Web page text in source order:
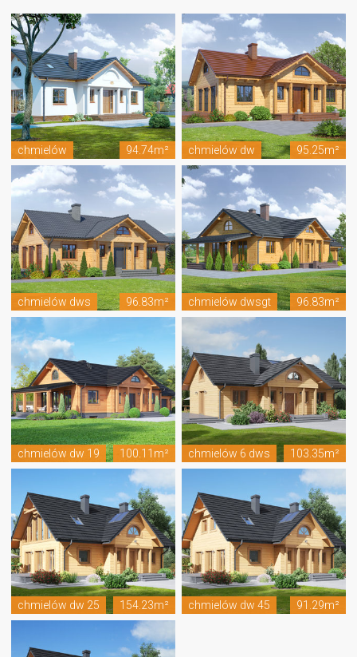
chmielów 94.74m² chmielów dw 95.25m²
chmielów dws 96.83m² chmielów dwsgt 96.83m²
chmielów dw 19 100.11m² chmielów 6 dws 103.35m²
chmielów dw 25 154.23m² chmielów dw 45 91.29m²